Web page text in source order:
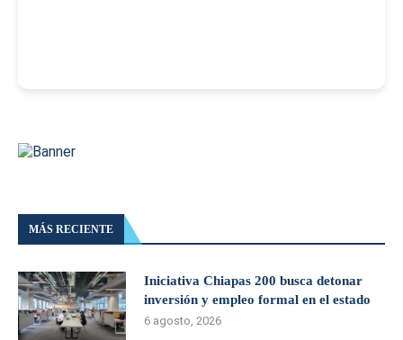
MÁS RECIENTE
Iniciativa Chiapas 200 busca detonar
inversión y empleo formal en el estado
6 agosto, 2026